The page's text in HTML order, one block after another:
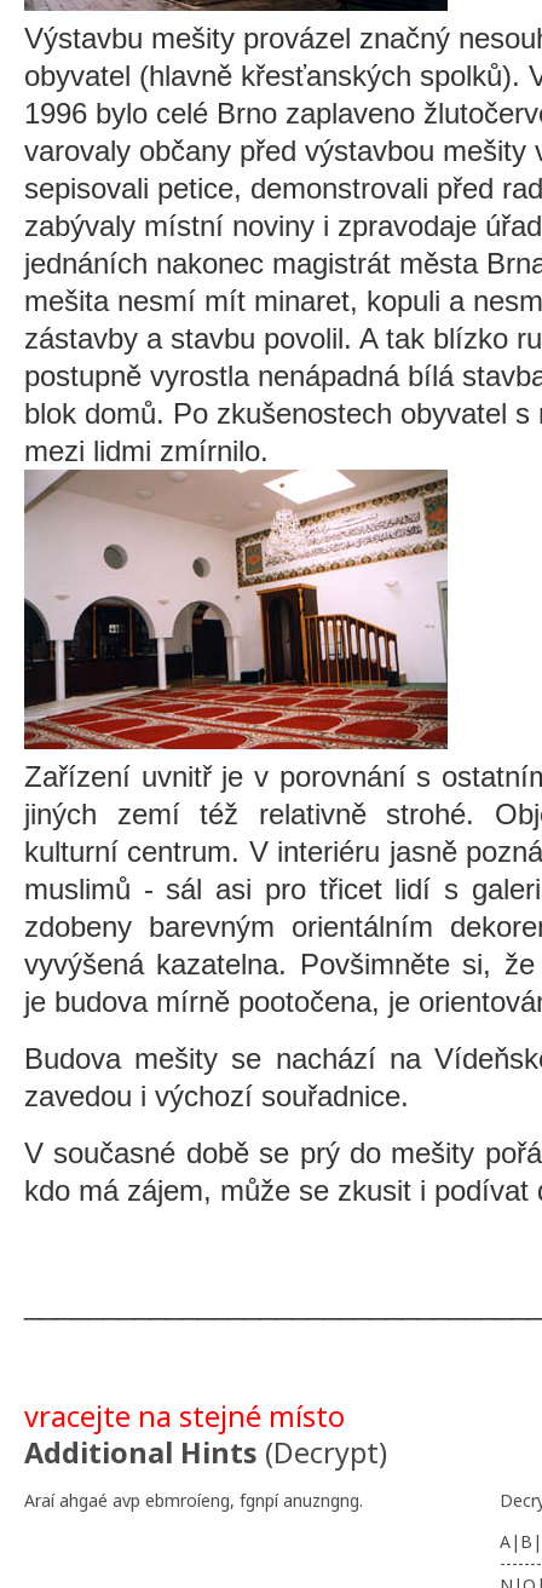
Výstavbu mešity provázel značný
obyvatel (hlavně křesťanských spolků).
1996 bylo celé Brno zaplaveno
varovaly občany před výstavbou mešity
sepisovali petice, demonstrovali před
zabývaly místní noviny i zpravodaje
jednáních nakonec magistrát města
mešita nesmí mít minaret, kopuli a
zástavby a stavbu povolil. A tak blízko
postupně vyrostla nenápadná bílá
blok domů. Po zkušenostech obyvatel
mezi lidmi zmírnilo.
Zařízení uvnitř je v porovnání s
jiných zemí též relativně strohé.
kulturní centrum. V interiéru jasně
muslimů - sál asi pro třicet lidí s
zdobeny barevným orientálním
vyvýšená kazatelna. Povšimněte si,
je budova mírně pootočena, je
Budova mešity se nachází na
zavedou i výchozí souřadnice.
V současné době se prý do mešity
kdo má zájem, může se zkusit i podívat
vracejte na stejné místo
Additional Hints (Decrypt)
Araí ahgaé avp ebmroíeng, fgnpí anuzngng.